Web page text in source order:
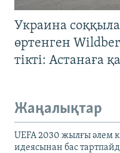
Украина
өртенген
тікті: Астанаға
Жаңалықтар
UEFA 2030 жылғы әлем
идеясынан бас